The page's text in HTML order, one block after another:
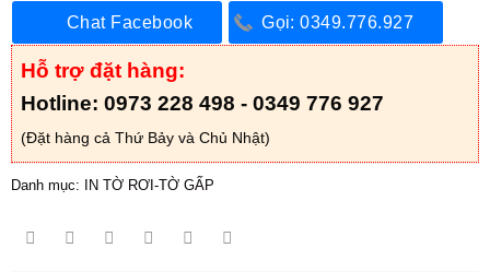
Chat Facebook Gọi: 0349.776.927
Hỗ trợ đặt hàng:
Hotline: 0973 228 498 - 0349 776 927
(Đặt hàng cả Thứ Bảy và Chủ Nhật)
Danh mục: IN TỜ RƠI-TỜ GẤP